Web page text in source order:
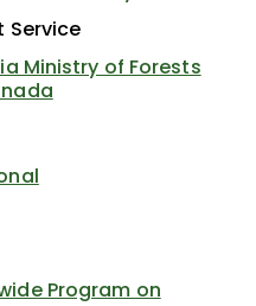
Service
Ministry of Forests
Program on